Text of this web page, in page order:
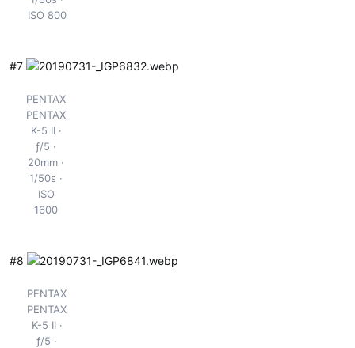
ISO 800
#7
PENTAX
PENTAX
K-5 II
ƒ/5
20mm
1/50s
ISO
1600
#8
PENTAX
PENTAX
K-5 II
ƒ/5